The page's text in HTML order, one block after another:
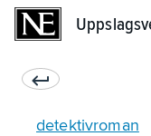
detektivroman